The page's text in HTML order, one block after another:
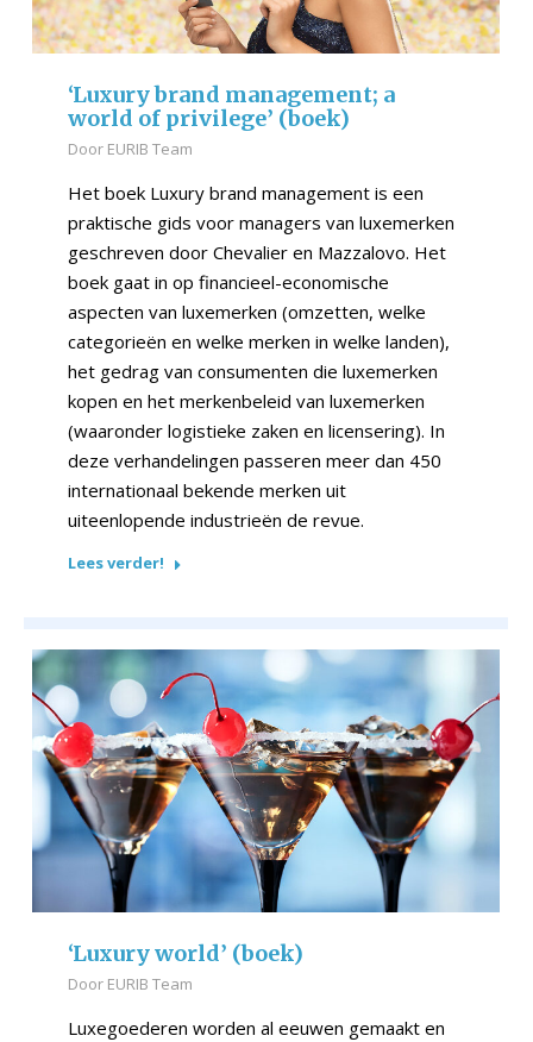
‘Luxury brand management; a
world of privilege’ (boek)
Door EURIB Team
Het boek Luxury brand management is een
praktische gids voor managers van luxemerken
geschreven door Chevalier en Mazzalovo. Het
boek gaat in op financieel-economische
aspecten van luxemerken (omzetten, welke
categorieën en welke merken in welke landen),
het gedrag van consumenten die luxemerken
kopen en het merkenbeleid van luxemerken
(waaronder logistieke zaken en licensering). In
deze verhandelingen passeren meer dan 450
internationaal bekende merken uit
uiteenlopende industrieën de revue.
Lees verder!
‘Luxury world’ (boek)
Door EURIB Team
Luxegoederen worden al eeuwen gemaakt en